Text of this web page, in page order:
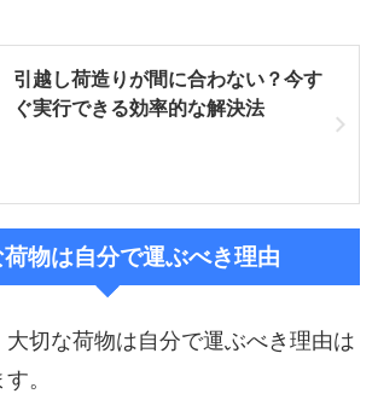
引越し荷造りが間に合わない？今す
ぐ実行できる効率的な解決法
物は自分で運ぶべき理由
大切な荷物は自分で運ぶべき理由は
。